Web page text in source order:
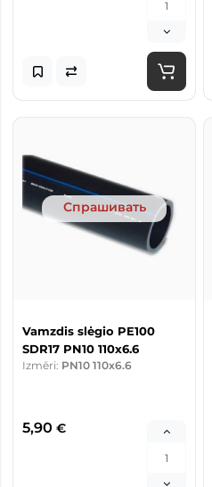
Спрашивать
Vamzdis slėgio PE100
SDR17 PN10 110x6.6
Izmēri: PN10 110x6.6
5,90 €